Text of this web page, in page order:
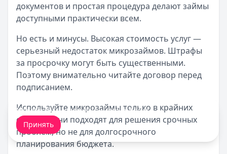
документов и простая процедура делают займы
доступными практически всем.
Но есть и минусы. Высокая стоимость услуг —
серьезный недостаток микрозаймов. Штрафы
за просрочку могут быть существенными.
Поэтому внимательно читайте договор перед
подписанием.
Используйте микрозаймы только в крайних
случаях. Они подходят для решения срочных
проблем, но не для долгосрочного
планирования бюджета.
Мы обрабатываем ваши cookie-файлы .
Принять